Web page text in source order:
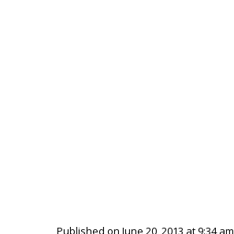
Published on June 20, 2013 at 9:34 am